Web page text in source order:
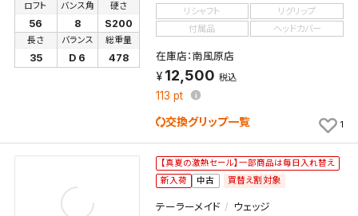
ロフト
56
バンス角
8
硬さ
S200
長さ
35
バランス
D 6
総重量
478
リシャフト
リグリップ
付属品
ヘッドカバー
在庫店：南風原店
12,500 税込
113 pt
交換グリップ一覧 1
【真夏の激熱セール】一部商品は毎日入れ替え
新入荷
中古 買替え割対象
テーラーメイド ウェッジ